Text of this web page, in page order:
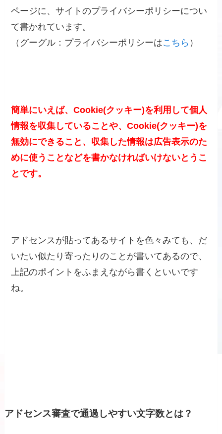
ページに、サイトのプライバシーポリシーについ
て書かれています。
（グーグル：プライバシーポリシーはこちら ）
簡単にいえば、Cookie(クッキー)を利用して個人
情報を収集していることや、Cookie(クッキー)を
無効にできること、収集した情報は広告表示のた
めに使うことなどを書かなければいけないとうこ
とです。
アドセンスが貼ってあるサイトを色々みても、だ
いたい似たり寄ったりのことが書いてあるので、
上記のポイントをふまえながら書くといいです
ね。
アドセンス審査で通過しやすい文字数とは？